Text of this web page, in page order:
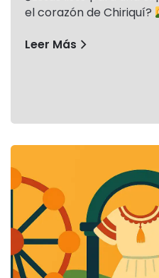
el corazón de Chiriquí?
Leer Más